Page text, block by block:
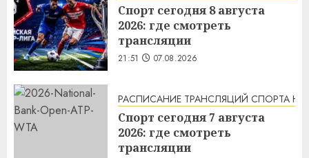
Спорт сегодня 8 августа
2026: где смотреть
трансляции
21:51 07.08.2026
РАСПИСАНИЕ ТРАНСЛЯЦИЙ СПОРТА НА
Спорт сегодня 7 августа
2026: где смотреть
трансляции